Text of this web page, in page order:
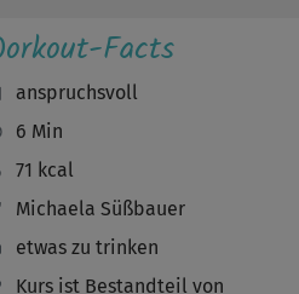
Facts
anspruchsvoll
6 Min
71 kcal
Michaela Süßbauer
etwas zu trinken
Kurs ist Bestandteil von